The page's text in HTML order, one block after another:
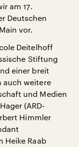
am 17.
Deutschen
vor.
Deitelhoff
Stiftung
einer breit
auch weitere
und Medien
(ARD-
Himmler
Heike Raab